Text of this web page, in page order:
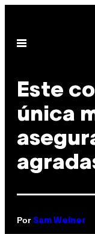
contenido
Abrir
Este
única
Por Sam Weiner